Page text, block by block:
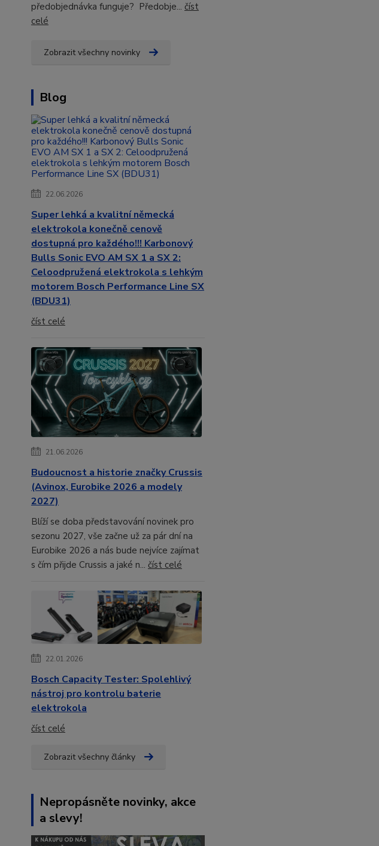
předobjednávka funguje? Předobje... číst
celé
Zobrazit všechny novinky
Blog
22.06.2026
Super lehká a kvalitní německá
elektrokola konečně cenově
dostupná pro každého!!! Karbonový
Bulls Sonic EVO AM SX 1 a SX 2:
Celoodpružená elektrokola s lehkým
motorem Bosch Performance Line SX
(BDU31)
číst celé
21.06.2026
Budoucnost a historie značky Crussis
(Avinox, Eurobike 2026 a modely
2027)
Blíží se doba představování novinek pro
sezonu 2027, vše začne už za pár dní na
Eurobike 2026 a nás bude nejvíce zajímat
s čím přijde Crussis a jaké n... číst celé
22.01.2026
Bosch Capacity Tester: Spolehlivý
nástroj pro kontrolu baterie
elektrokola
číst celé
Zobrazit všechny články
Nepropásněte novinky, akce
a slevy!